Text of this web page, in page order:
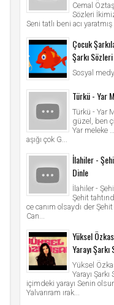
Cemal Öztaş
Sözleri
Seni tatlı beni acı
Çocuk
Şarkı
Sosyal
Türkü - Yar
Türkü - Yar
güzel, ben
Yar meleke
aşığı çok G...
İlahiler -
Dinle
İlahiler -
Şehit
ce canım olsaydı der
Can...
Yüksel
Yarayı
Yüksel
Yarayı
içimdeki yarayı Senin
Yalvarıram ırak...